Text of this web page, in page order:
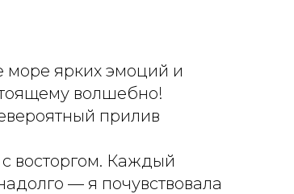
море ярких эмоций и
волшебно!
прилив
восторгом. Каждый
— я почувствовала